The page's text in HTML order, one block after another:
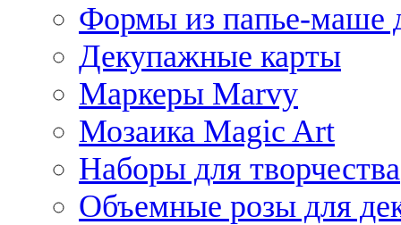
Формы из папье-маше
Декупажные карты
Маркеры Marvy
Мозаика Magic Art
Наборы для творчества
Объемные розы для